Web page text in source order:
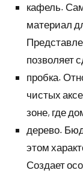
кафель.
материал
позволяет
пробка.
чистых
зоне, где
дерево.
этом
Создает